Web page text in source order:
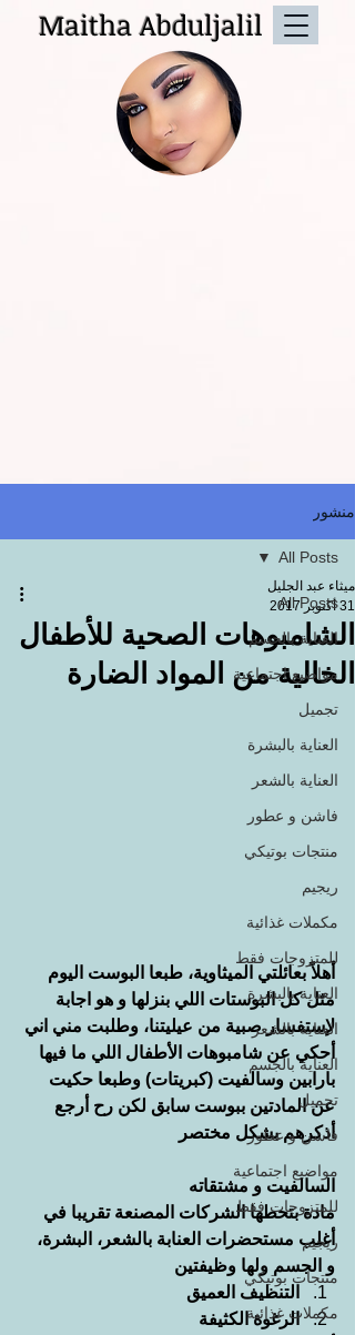
Maitha Abduljalil
منشور
All Posts
العناية بالجسم
مواضيع اجتماعية
تجميل
العناية بالبشرة
العناية بالشعر
فاشن و عطور
منتجات بوتيكي
ريجيم
مكملات غذائية
للمتزوجات فقط
العناية بالبشرة
العناية بالشعر
العناية بالجسم
تجميل
فاشن و عطور
مواضيع اجتماعية
للمتزوجات فقط
ريجيم
منتجات بوتيكي
مكملات غذائية
All Posts
الشامبوهات الصحية للأطفال
الخالية من المواد الضارة
ميثاء عبد الجليل
31 أكتوبر 2017
أهلاً بعائلتي الميثاوية، طبعا البوست اليوم
مثل كل البوستات اللي بنزلها و هو اجابة
لإستفسار صبية من عيليتنا، وطلبت مني اني
أحكي عن شامبوهات الأطفال اللي ما فيها
بارابين وسالفيت (كبريتات) وطبعا حكيت
عن المادتين ببوست سابق لكن رح أرجع
أذكرهم بشكل مختصر
السالفيت و مشتقاته
مادة بتحطها الشركات المصنعة تقريبا في
أغلب مستحضرات العنابة بالشعر، البشرة،
و الجسم ولها وظيفتين
التنظيف العميق
الرغوة الكثيفة